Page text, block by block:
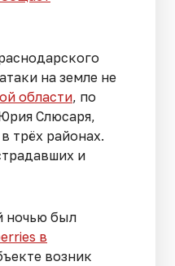
на земле не
области, по
Слюсаря,
трёх районах.
и
ночью был
в
возник